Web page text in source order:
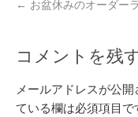
← お盆休みのオーダー
コメントを残
メールアドレスが公開
ている欄は必須項目で